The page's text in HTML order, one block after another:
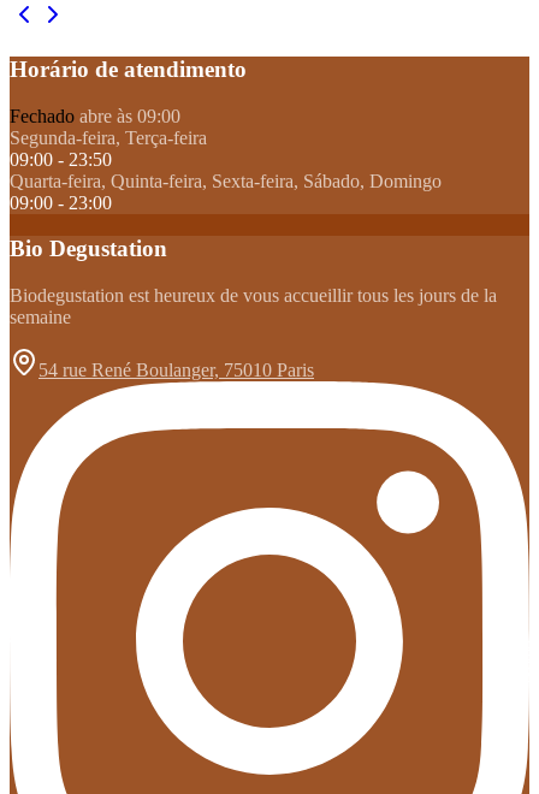
Horário de atendimento
Fechado abre às 09:00
Segunda-feira, Terça-feira
09:00 - 23:50
Quarta-feira, Quinta-feira, Sexta-feira, Sábado, Domingo
09:00 - 23:00
Bio Degustation
Biodegustation est heureux de vous accueillir tous les jours de la
semaine
54 rue René Boulanger, 75010 Paris